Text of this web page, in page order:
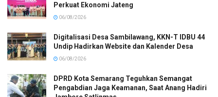
Perkuat Ekonomi Jateng
06/08/2026
Digitalisasi Desa Sambilawang, KKN-T IDBU 44
Undip Hadirkan Website dan Kalender Desa
06/08/2026
DPRD Kota Semarang Teguhkan Semangat
Pengabdian Jaga Keamanan, Saat Anang Hadiri